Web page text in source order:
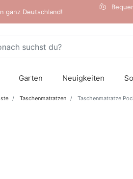
ganz Deutschland!
Garten Neuigkeiten
Taschenmatratzen Taschenmatratze